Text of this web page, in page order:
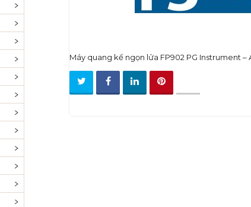
Máy quang kế ngọn lửa FP902 PG Instrument –